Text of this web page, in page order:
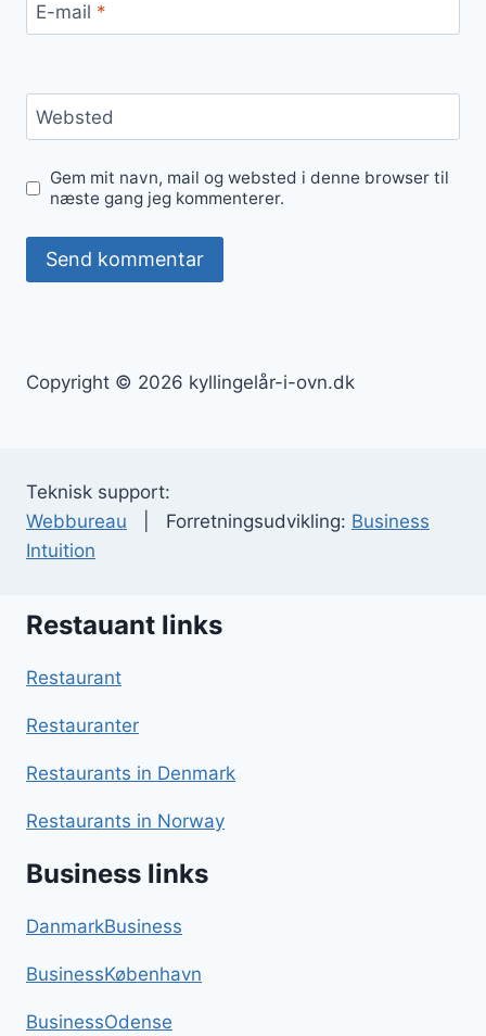
E-mail *
Websted
Gem mit navn, mail og websted i denne browser til
næste gang jeg kommenterer.
Copyright © 2026 kyllingelår-i-ovn.dk
Teknisk support:
Webbureau | Forretningsudvikling: Business
Intuition
Restauant links
Restaurant
Restauranter
Restaurants in Denmark
Restaurants in Norway
Business links
DanmarkBusiness
BusinessKøbenhavn
BusinessOdense